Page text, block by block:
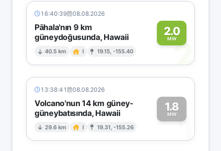
16:40:39 08.08.2026
Pāhala'nın 9 km
güneydoğusunda, Hawaii
40.5 km I 19.15, -155.40
2.0
MW2
13:38:41 08.08.2026
Volcano'nun 14 km güney-
güneybatısında, Hawaii
29.6 km I 19.31, -155.26
1.8
MW1